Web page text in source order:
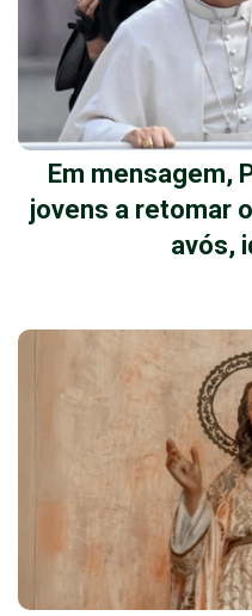
Em mensagem,
jovens a retomar
avós,